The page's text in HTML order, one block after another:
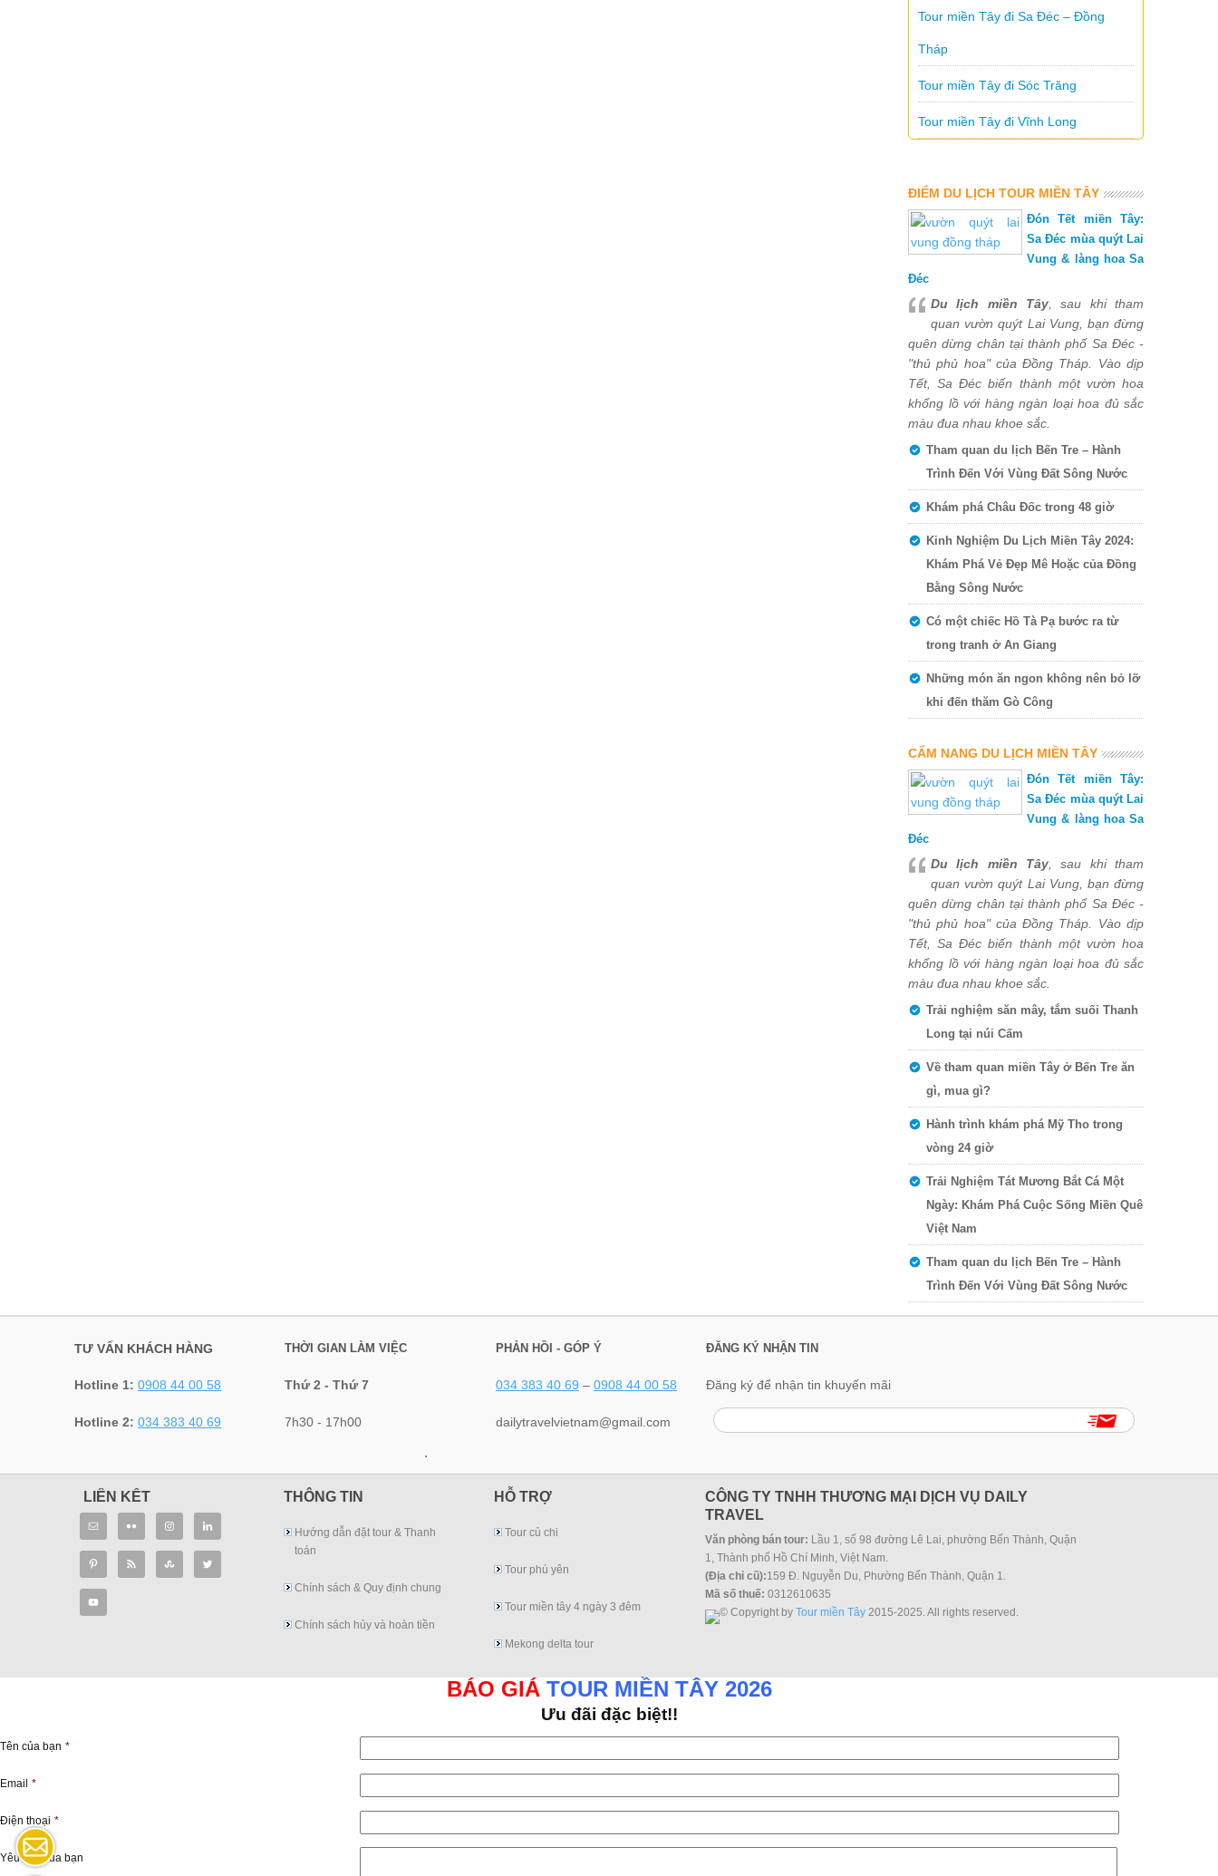
Tour miền Tây đi Sa Đéc – Đồng
Tháp
Tour miền Tây đi Sóc Trăng
Tour miền Tây đi Vĩnh Long
ĐIỂM DU LỊCH TOUR MIỀN TÂY
Đón Tết miền Tây:
Sa Đéc mùa quýt Lai
Vung & làng hoa Sa
Đéc
Du lịch miền Tây , sau khi tham
quan vườn quýt Lai Vung, bạn đừng
quên dừng chân tại thành phố Sa Đéc -
"thủ phủ hoa" của Đồng Tháp. Vào dịp
Tết, Sa Đéc biến thành một vườn hoa
khổng lồ với hàng ngàn loại hoa đủ sắc
màu đua nhau khoe sắc.
Tham quan du lịch Bến Tre – Hành
Trình Đến Với Vùng Đất Sông Nước
Khám phá Châu Đốc trong 48 giờ
Kinh Nghiệm Du Lịch Miền Tây 2024:
Khám Phá Vẻ Đẹp Mê Hoặc của Đồng
Bằng Sông Nước
Có một chiếc Hồ Tà Pạ bước ra từ
trong tranh ở An Giang
Những món ăn ngon không nên bỏ lỡ
khi đến thăm Gò Công
CẨM NANG DU LỊCH MIỀN TÂY
Đón Tết miền Tây:
Sa Đéc mùa quýt Lai
Vung & làng hoa Sa
Đéc
Du lịch miền Tây , sau khi tham
quan vườn quýt Lai Vung, bạn đừng
quên dừng chân tại thành phố Sa Đéc -
"thủ phủ hoa" của Đồng Tháp. Vào dịp
Tết, Sa Đéc biến thành một vườn hoa
khổng lồ với hàng ngàn loại hoa đủ sắc
màu đua nhau khoe sắc.
Trải nghiệm săn mây, tắm suối Thanh
Long tại núi Cấm
Về tham quan miền Tây ở Bến Tre ăn
gì, mua gì?
Hành trình khám phá Mỹ Tho trong
vòng 24 giờ
Trải Nghiệm Tát Mương Bắt Cá Một
Ngày: Khám Phá Cuộc Sống Miền Quê
Việt Nam
Tham quan du lịch Bến Tre – Hành
Trình Đến Với Vùng Đất Sông Nước
TƯ VẤN KHÁCH HÀNG
Hotline 1: 0908 44 00 58
Hotline 2: 034 383 40 69
THỜI GIAN LÀM VIỆC
Thứ 2 - Thứ 7
7h30 - 17h00
PHẢN HỒI - GÓP Ý
034 383 40 69 – 0908 44 00 58
dailytravelvietnam@gmail.com
ĐĂNG KÝ NHẬN TIN
Đăng ký để nhận tin khuyến mãi
.
LIÊN KẾT THÔNG TIN
Hướng dẫn đặt tour & Thanh
toán
Chính sách & Quy định chung
Chính sách hủy và hoàn tiền
HỖ TRỢ
Tour củ chi
Tour phú yên
Tour miền tây 4 ngày 3 đêm
Mekong delta tour
CÔNG TY TNHH THƯƠNG MẠI DỊCH VỤ DAILY
TRAVEL
Văn phòng bán tour: Lầu 1, số 98 đường Lê Lai, phường Bến Thành, Quận
1, Thành phố Hồ Chí Minh, Việt Nam.
(Địa chỉ cũ):159 Đ. Nguyễn Du, Phường Bến Thành, Quận 1.
Mã số thuế: 0312610635
© Copyright by Tour miền Tây2015-2025. All rights reserved.
BÁO GIÁ TOUR MIỀN TÂY 2026
Ưu đãi đặc biệt!!
Tên của bạn *
Email *
Điện thoại *
Yêu cầu của bạn